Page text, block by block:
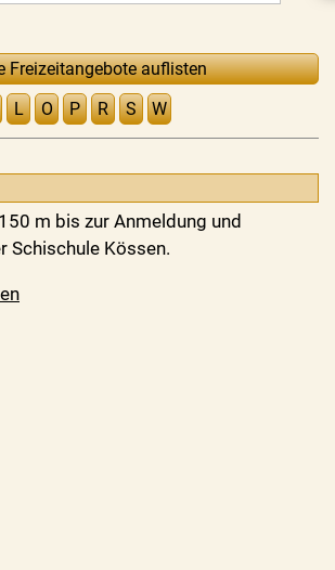
Freizeitangebote auflisten
L O P R S W
m bis zur Anmeldung und
Schischule Kössen.